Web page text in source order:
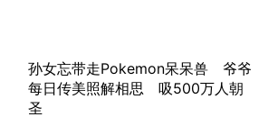
孙女忘带走Pokemon呆呆兽 爷爷
每日传美照解相思 吸500万人朝
圣